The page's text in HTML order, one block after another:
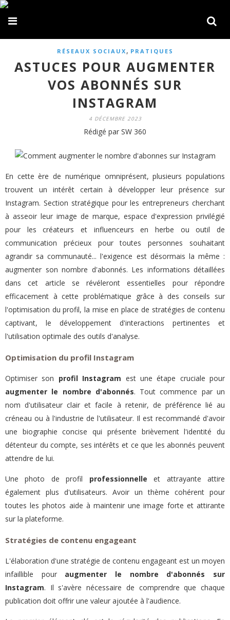
RÉSEAUX SOCIAUX , PRATIQUES
ASTUCES POUR AUGMENTER
VOS ABONNÉS SUR
INSTAGRAM
4 DÉCEMBRE 2023
Rédigé par SW 360
En cette ère de numérique omniprésent, plusieurs populations
trouvent un intérêt certain à développer leur présence sur
Instagram. Section stratégique pour les entrepreneurs cherchant
à asseoir leur image de marque, espace d'expression privilégié
pour les créateurs et influenceurs en herbe ou outil de
communication précieux pour toutes personnes souhaitant
agrandir sa communauté... l'exigence est désormais la même :
augmenter son nombre d'abonnés. Les informations détaillées
dans cet article se révéleront essentielles pour répondre
efficacement à cette problématique grâce à des conseils sur
l'optimisation du profil, la mise en place de stratégies de contenu
captivant, le développement d'interactions pertinentes et
l'utilisation optimale des outils d'analyse.
Optimisation du profil Instagram
Optimiser son profil Instagram est une étape cruciale pour
augmenter le nombre d'abonnés. Tout commence par un
nom d'utilisateur clair et facile à retenir, de préférence lié au
créneau ou à l'industrie de l'utilisateur. Il est recommandé d'avoir
une biographie concise qui présente brièvement l'identité du
détenteur du compte, ses intérêts et ce que les abonnés peuvent
attendre de lui.
Une photo de profil professionnelle et attrayante attire
également plus d'utilisateurs. Avoir un thème cohérent pour
toutes les photos aide à maintenir une image forte et attirante
sur la plateforme.
Stratégies de contenu engageant
L'élaboration d'une stratégie de contenu engageant est un moyen
infaillible pour augmenter le nombre d'abonnés sur
Instagram. Il s'avère nécessaire de comprendre que chaque
publication doit offrir une valeur ajoutée à l'audience.